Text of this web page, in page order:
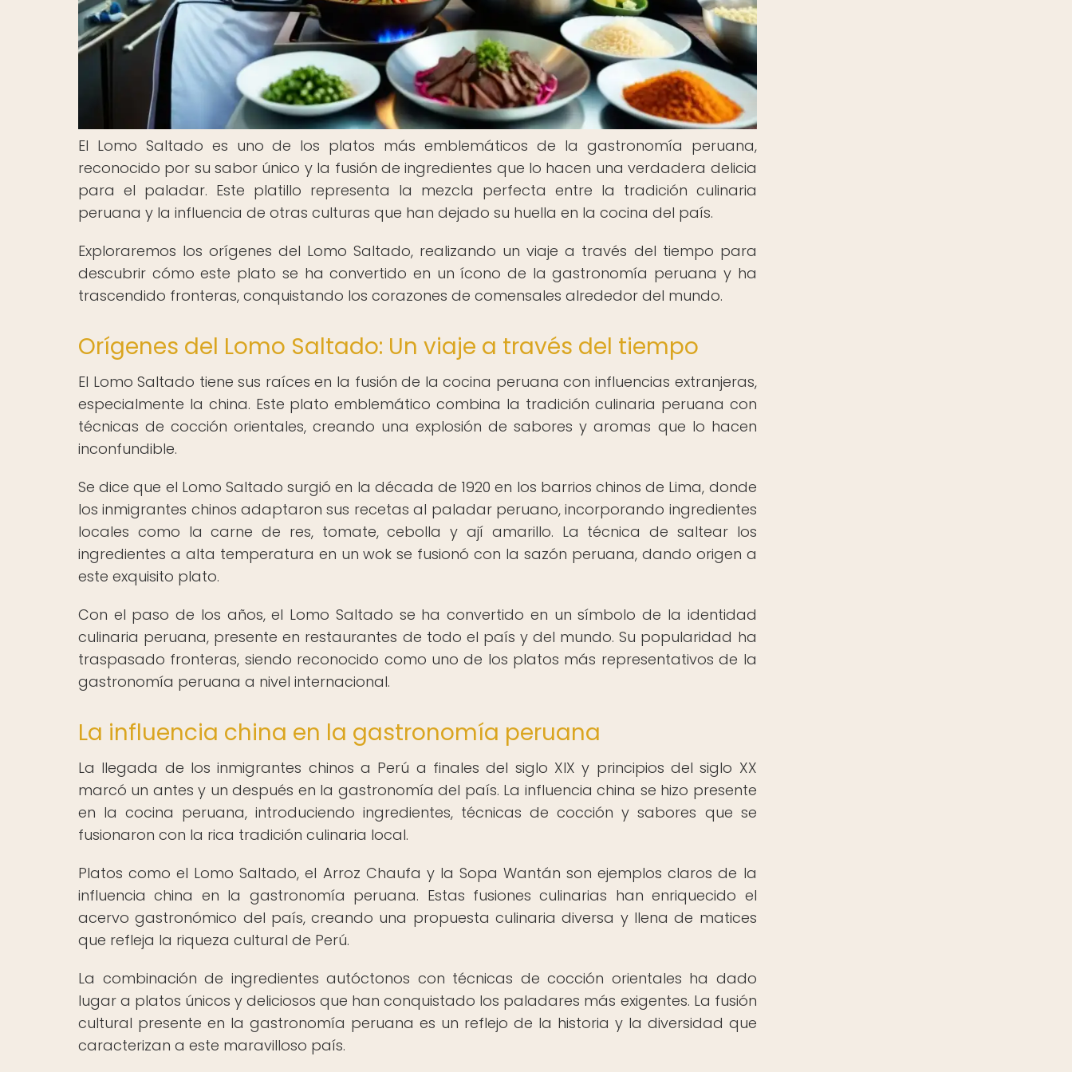
El Lomo Saltado es uno de los platos más emblemáticos de la gastronomía peruana,
reconocido por su sabor único y la fusión de ingredientes que lo hacen una verdadera delicia
para el paladar. Este platillo representa la mezcla perfecta entre la tradición culinaria
peruana y la influencia de otras culturas que han dejado su huella en la cocina del país.
Exploraremos los orígenes del Lomo Saltado, realizando un viaje a través del tiempo para
descubrir cómo este plato se ha convertido en un ícono de la gastronomía peruana y ha
trascendido fronteras, conquistando los corazones de comensales alrededor del mundo.
Orígenes del Lomo Saltado: Un viaje a través del tiempo
El Lomo Saltado tiene sus raíces en la fusión de la cocina peruana con influencias extranjeras,
especialmente la china. Este plato emblemático combina la tradición culinaria peruana con
técnicas de cocción orientales, creando una explosión de sabores y aromas que lo hacen
inconfundible.
Se dice que el Lomo Saltado surgió en la década de 1920 en los barrios chinos de Lima, donde
los inmigrantes chinos adaptaron sus recetas al paladar peruano, incorporando ingredientes
locales como la carne de res, tomate, cebolla y ají amarillo. La técnica de saltear los
ingredientes a alta temperatura en un wok se fusionó con la sazón peruana, dando origen a
este exquisito plato.
Con el paso de los años, el Lomo Saltado se ha convertido en un símbolo de la identidad
culinaria peruana, presente en restaurantes de todo el país y del mundo. Su popularidad ha
traspasado fronteras, siendo reconocido como uno de los platos más representativos de la
gastronomía peruana a nivel internacional.
La influencia china en la gastronomía peruana
La llegada de los inmigrantes chinos a Perú a finales del siglo XIX y principios del siglo XX
marcó un antes y un después en la gastronomía del país. La influencia china se hizo presente
en la cocina peruana, introduciendo ingredientes, técnicas de cocción y sabores que se
fusionaron con la rica tradición culinaria local.
Platos como el Lomo Saltado, el Arroz Chaufa y la Sopa Wantán son ejemplos claros de la
influencia china en la gastronomía peruana. Estas fusiones culinarias han enriquecido el
acervo gastronómico del país, creando una propuesta culinaria diversa y llena de matices
que refleja la riqueza cultural de Perú.
La combinación de ingredientes autóctonos con técnicas de cocción orientales ha dado
lugar a platos únicos y deliciosos que han conquistado los paladares más exigentes. La fusión
cultural presente en la gastronomía peruana es un reflejo de la historia y la diversidad que
caracterizan a este maravilloso país.